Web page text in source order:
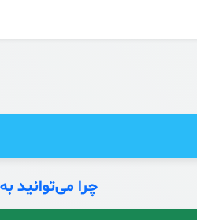
چرا می‌توانید